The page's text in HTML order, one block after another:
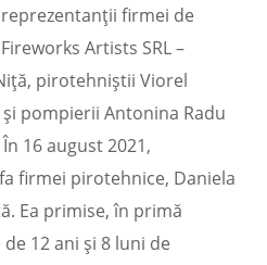
firmei de
Artists SRL –
pirotehniştii Viorel
pompierii Antonina Radu
16 august 2021,
firmei pirotehnice, Daniela
Ea primise, în primă
12 ani şi 8 luni de